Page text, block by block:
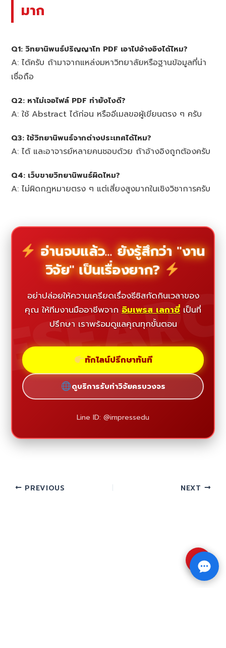
มาก
Q1: วิทยานิพนธ์ปริญญาโท PDF เอาไปอ้างอิงได้ไหม?
A: ได้ครับ ถ้ามาจากแหล่งมหาวิทยาลัยหรือฐานข้อมูลที่น่า
เชื่อถือ
Q2: หาไม่เจอไฟล์ PDF ทำยังไงดี?
A: ใช้ Abstract ได้ก่อน หรืออีเมลขอผู้เขียนตรง ๆ ครับ
Q3: ใช้วิทยานิพนธ์จากต่างประเทศได้ไหม?
A: ได้ และอาจารย์หลายคนชอบด้วย ถ้าอ้างอิงถูกต้องครับ
Q4: เว็บขายวิทยานิพนธ์ผิดไหม?
A: ไม่ผิดกฎหมายตรง ๆ แต่เสี่ยงสูงมากในเชิงวิชาการครับ
อ่านจบแล้ว... ยังรู้สึกว่า "งาน
วิจัย" เป็นเรื่องยาก?
อย่าปล่อยให้ความเครียดเรื่องธีซิสกัดกินเวลาของ
คุณ ให้ทีมงานมืออาชีพจาก อิมเพรส เลกาซี่ เป็นที่
ปรึกษา เราพร้อมดูแลคุณทุกขั้นตอน
ทักไลน์ปรึกษาทันที
ดูบริการรับทำวิจัยครบวงจร
Line ID: @impressedu
PREVIOUS NEXT
⇧